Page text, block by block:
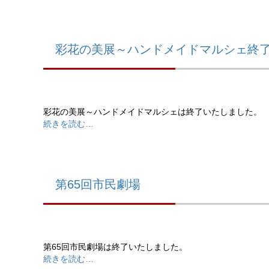
彩花の美展～ハンドメイドマルシェ終了
彩花の美展～ハンドメイドマルシェは終了いたしました。
続きを読む…
第65回市民劇場
第65回市民劇場は終了いたしました。
続きを読む…